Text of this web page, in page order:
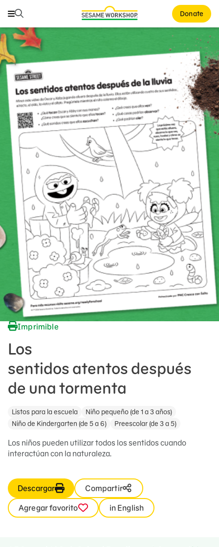
Buscar Donate
Buscar
Family Resources
ABCs and 123s
Healthy Minds and Bodies
Tough Topics
Courses and Webinars
Games and Storybooks
Our Work
About Us
Support Us
Imprimible
Los
sentidos atentos después
de una tormenta
Listos para la escuela
Niño pequeño (de 1 a 3 años)
Niño de Kindergarten (de 5 a 6)
Preescolar (de 3 a 5)
Los niños pueden utilizar todos los sentidos cuando
interactúan con la naturaleza.
Descargar
Compartir
Agregar favorito
in English